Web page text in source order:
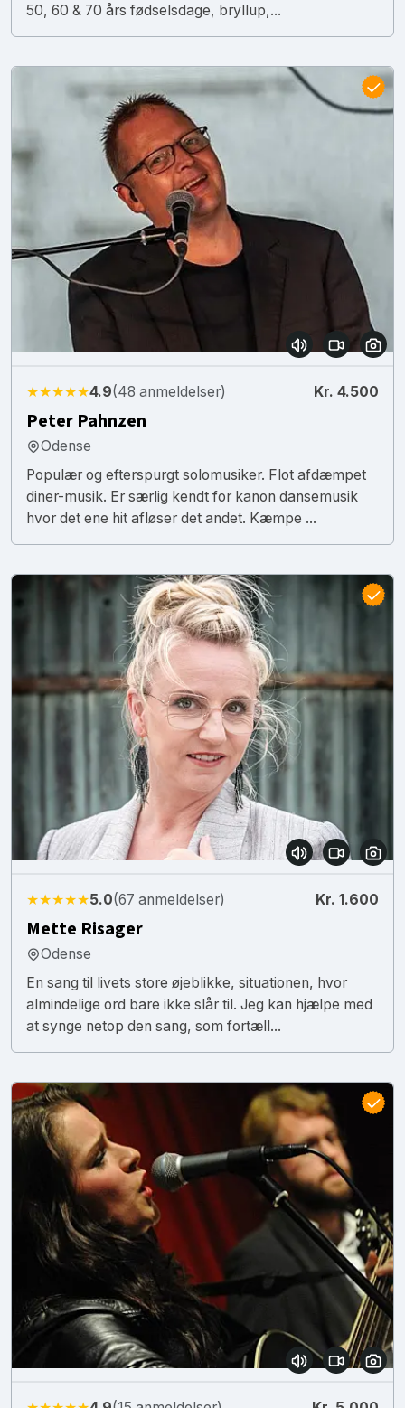
50, 60 & 70 års fødselsdage, bryllup,...
★★★★★4.9(48 anmeldelser) Kr. 4.500
Peter Pahnzen
Odense
Populær og efterspurgt solomusiker. Flot afdæmpet
diner-musik. Er særlig kendt for kanon dansemusik
hvor det ene hit afløser det andet. Kæmpe ...
★★★★★5.0(67 anmeldelser) Kr. 1.600
Mette Risager
Odense
En sang til livets store øjeblikke, situationen, hvor
almindelige ord bare ikke slår til. Jeg kan hjælpe med
at synge netop den sang, som fortæll...